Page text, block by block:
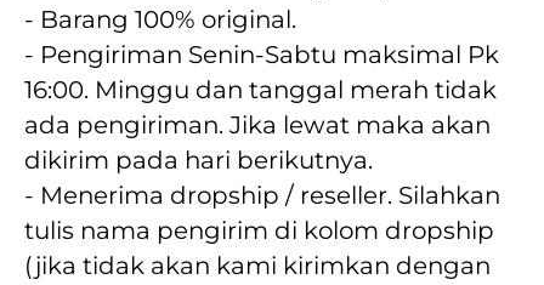
- Barang 100% original.
- Pengiriman Senin-Sabtu maksimal Pk
16:00. Minggu dan tanggal merah tidak
ada pengiriman. Jika lewat maka akan
dikirim pada hari berikutnya.
- Menerima dropship / reseller. Silahkan
tulis nama pengirim di kolom dropship
(jika tidak akan kami kirimkan dengan